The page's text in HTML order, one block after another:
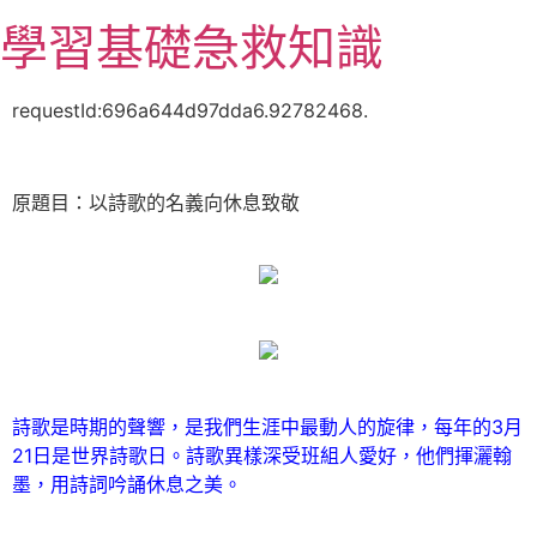
至
主
學習基礎急救知識
requestId:696a644d97dda6.92782468.
原題目：以詩歌的名義向休息致敬
詩歌是時期的聲響， 是我們生涯中最動人的旋律， 每年的3月
21日是世界詩歌日。 詩歌異樣深受班組人愛好， 他們揮灑翰
墨， 用詩詞吟誦休息之美。